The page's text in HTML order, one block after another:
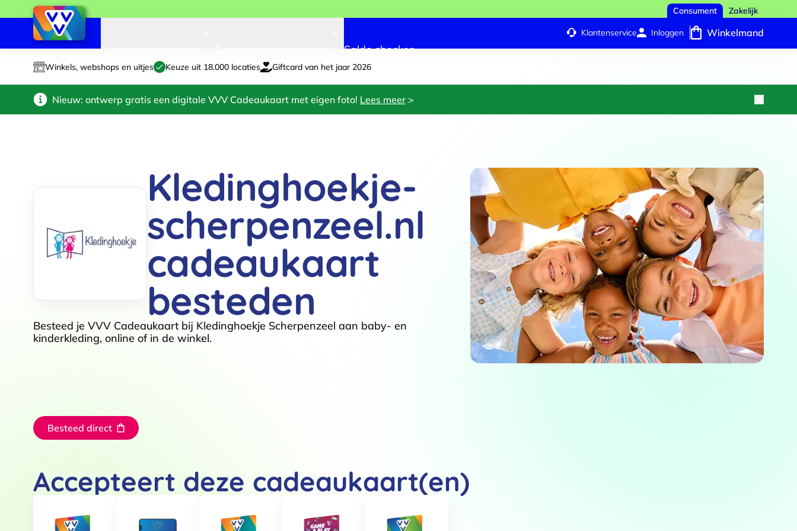
Consument Zakelijk
Saldo checken
Klantenservice Inloggen Winkelmand
Winkels, webshops en uitjes Keuze uit 18.000 locaties Giftcard van het jaar 2026
Nieuw: ontwerp gratis een digitale VVV Cadeaukaart met eigen foto! Lees meer >
Kledinghoekje-
scherpenzeel.nl
cadeaukaart
besteden
Besteed je VVV Cadeaukaart bij Kledinghoekje Scherpenzeel aan baby- en
kinderkleding, online of in de winkel.
Besteed direct
Accepteert deze cadeaukaart(en)